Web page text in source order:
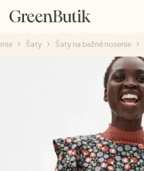
Šaty Šaty na bežné nosenie